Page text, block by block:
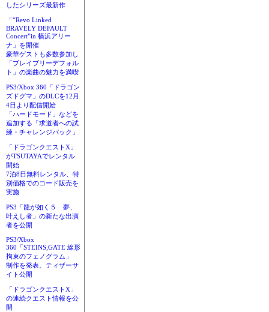
したシリーズ最新作
「“Revo Linked
BRAVELY DEFAULT
Concert”in 横浜アリー
ナ」を開催
豪華ゲストも多数参加し
「ブレイブリーデフォル
ト」の楽曲の魅力を満喫
PS3/Xbox 360「ドラゴン
ズドグマ」のDLCを12月
4日より配信開始
「ハードモード」などを
追加する「求道者への試
練・チャレンジパック」
「ドラゴンクエストX」
がTSUTAYAでレンタル
開始
7泊8日無料レンタル、特
別価格でのコード販売を
実施
PS3「龍が如く５ 夢、
叶えし者」の新たな出演
者を公開
PS3/Xbox
360「STEINS;GATE 線形
拘束のフェノグラム」
制作を発表。ティザーサ
イト公開
「ドラゴンクエストX」
の連続クエスト情報を公
開